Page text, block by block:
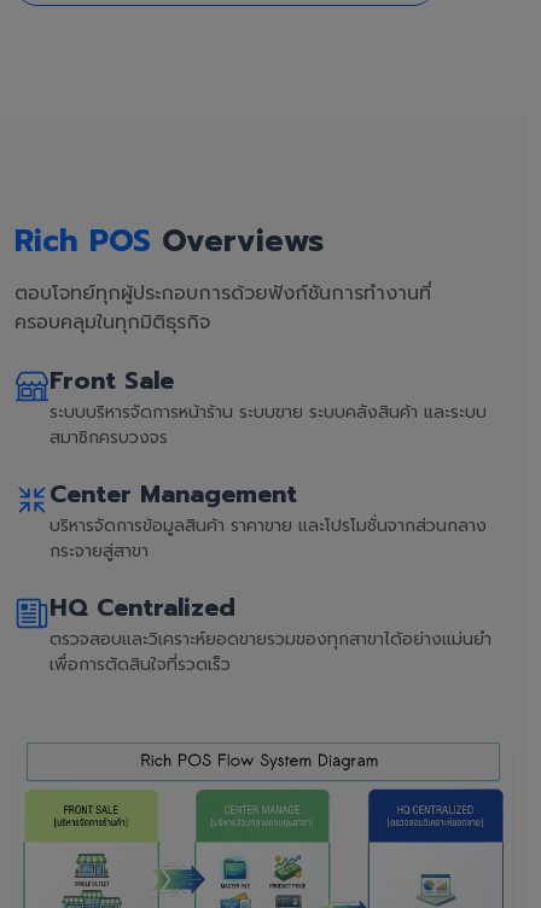
Rich POS Overviews
ตอบโจทย์ทุกผู้ประกอบการด้วยฟังก์ชันการทำงานที่
ครอบคลุมในทุกมิติธุรกิจ
Front Sale
ระบบบริหารจัดการหน้าร้าน ระบบขาย ระบบคลังสินค้า และระบบ
สมาชิกครบวงจร
Center Management
บริหารจัดการข้อมูลสินค้า ราคาขาย และโปรโมชั่นจากส่วนกลาง
กระจายสู่สาขา
HQ Centralized
ตรวจสอบและวิเคราะห์ยอดขายรวมของทุกสาขาได้อย่างแม่นยำ
เพื่อการตัดสินใจที่รวดเร็ว